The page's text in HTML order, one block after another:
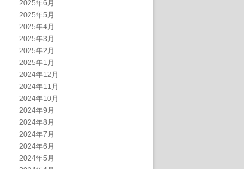
2025年6月
2025年5月
2025年4月
2025年3月
2025年2月
2025年1月
2024年12月
2024年11月
2024年10月
2024年9月
2024年8月
2024年7月
2024年6月
2024年5月